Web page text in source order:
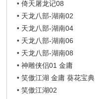
•倚天屠龙记08
• 天龙八部-湖南02
• 天龙八部-湖南04
• 天龙八部-湖南06
• 天龙八部-湖南08
•神雕侠侣01 金庸
•笑傲江湖 金庸 葵花宝典
•笑傲江湖02